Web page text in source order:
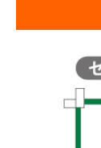
注目キ
ご利用
USER GUIDE
ご利用ガイ